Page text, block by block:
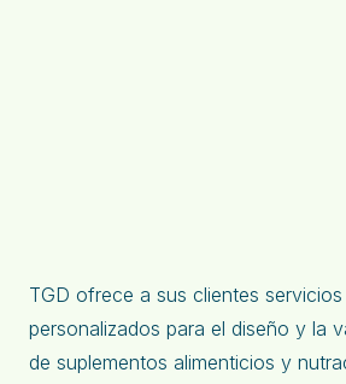
TGD ofrece a sus clientes
personalizados para el diseño y la
de suplementos alimenticios y